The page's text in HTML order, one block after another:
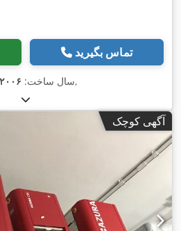
تماس بگیرید
سال ساخت: ۲۰۰۶ ,
آگهی کوچک